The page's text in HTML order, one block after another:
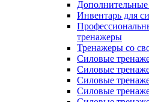
Инвентарь для
тренажеры
Тренажеры со
Силовые
Силовые
Силовые
Силовые